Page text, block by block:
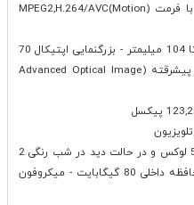
فیلمبرداری: کیفیت Standard(DV/VGA) با فرمت (MPEG2,H.264/AVC(Motion
لنز: پاناسونیک (Panasonic Lens)2.38 تا 104 میلیمتر - بزرگنمایی اپتیکال 70
برابر - لرزشگیر تصویر لرزشگیر اپتیکال پیشرقته (Advanced Optical Image
سایر قابلیت ها: در حالت صحنه کم نور 5 لوکس و در حالت دید در شب رنگی 2
لوکس - پشتیبانی از کارت حافظه SD - حافظه داخلی 80 گیگابایت - میکروفون